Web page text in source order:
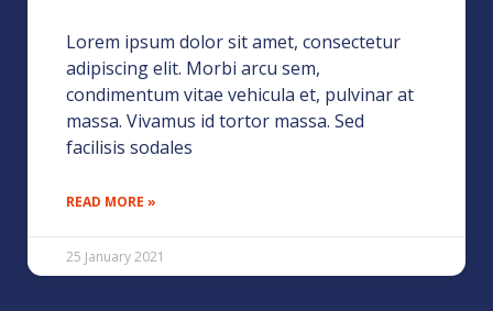
Lorem ipsum dolor sit amet, consectetur
adipiscing elit. Morbi arcu sem,
condimentum vitae vehicula et, pulvinar at
massa. Vivamus id tortor massa. Sed
facilisis sodales
READ MORE »
25 January 2021